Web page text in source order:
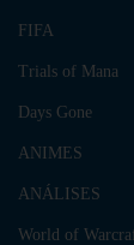
FIFA
Trials of Mana
Days Gone
ANIMES
ANÁLISES
World of